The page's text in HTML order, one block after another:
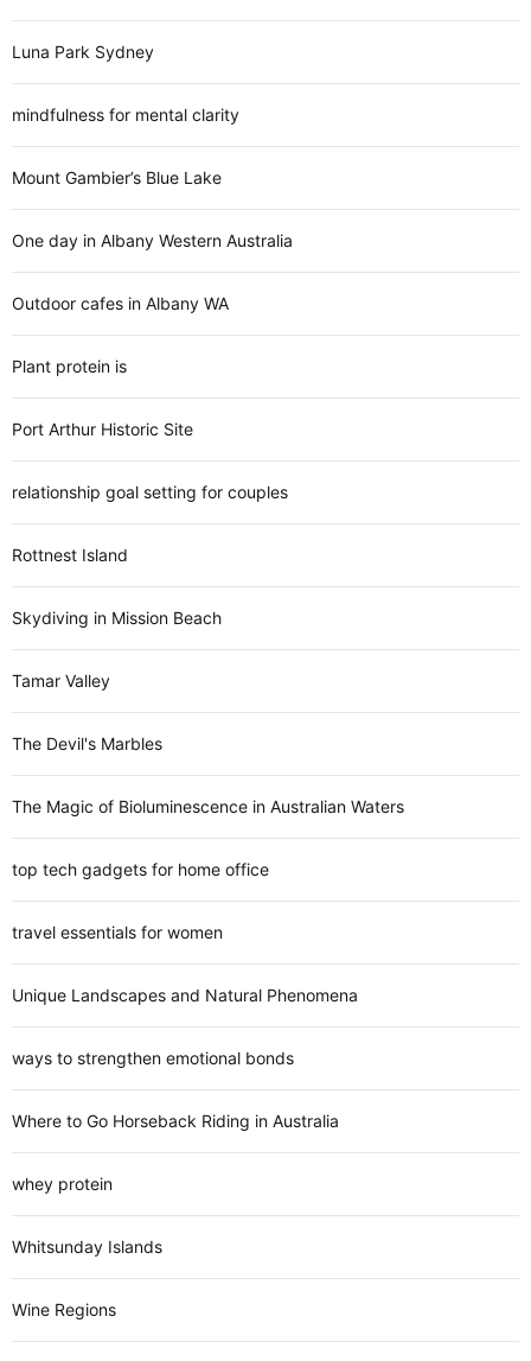
Luna Park Sydney
mindfulness for mental clarity
Mount Gambier’s Blue Lake
One day in Albany Western Australia
Outdoor cafes in Albany WA
Plant protein is
Port Arthur Historic Site
relationship goal setting for couples
Rottnest Island
Skydiving in Mission Beach
Tamar Valley
The Devil's Marbles
The Magic of Bioluminescence in Australian Waters
top tech gadgets for home office
travel essentials for women
Unique Landscapes and Natural Phenomena
ways to strengthen emotional bonds
Where to Go Horseback Riding in Australia
whey protein
Whitsunday Islands
Wine Regions